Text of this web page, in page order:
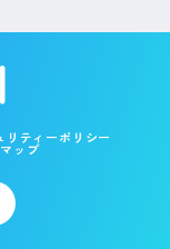
リティーポリシー
ップ